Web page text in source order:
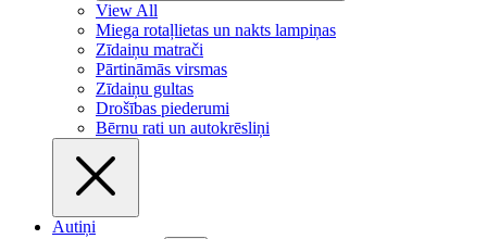
View All
Miega rotaļlietas un nakts lampiņas
Zīdaiņu matrači
Pārtināmās virsmas
Zīdaiņu gultas
Drošības piederumi
Bērnu rati un autokrēsliņi
Autiņi